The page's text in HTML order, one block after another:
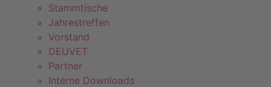
Stammtische
Jahrestreffen
Vorstand
DEUVET
Partner
Interne Downloads